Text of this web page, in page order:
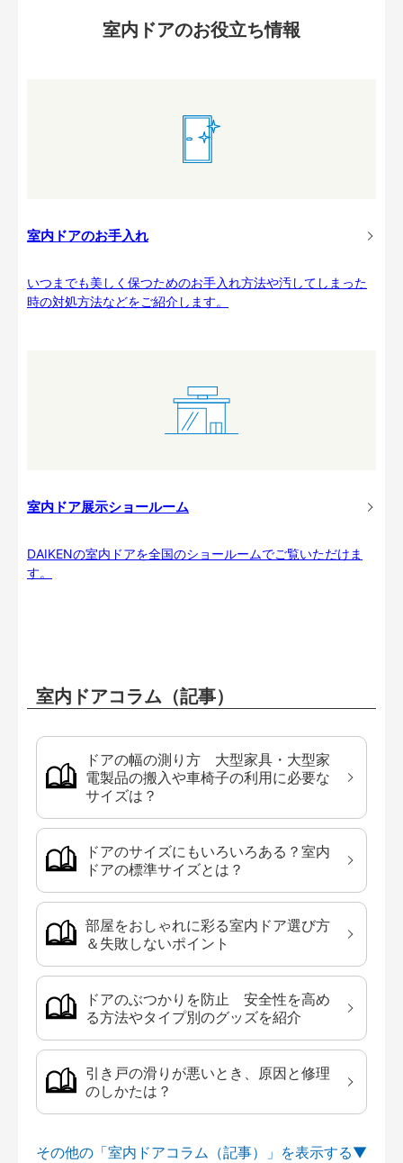
室内ドアのお役立ち情報
室内ドアのお手入れ
いつまでも美しく保つためのお手入れ方法や汚してしまった
時の対処方法などをご紹介します。
室内ドア展示ショールーム
DAIKENの室内ドアを全国のショールームでご覧いただけま
す。
室内ドアコラム（記事）
ドアの幅の測り方 大型家具・大型家
電製品の搬入や車椅子の利用に必要な
サイズは？
ドアのサイズにもいろいろある？室内
ドアの標準サイズとは？
部屋をおしゃれに彩る室内ドア選び方
＆失敗しないポイント
ドアのぶつかりを防止 安全性を高め
る方法やタイプ別のグッズを紹介
引き戸の滑りが悪いとき、原因と修理
のしかたは？
その他の「室内ドアコラム（記事）」を